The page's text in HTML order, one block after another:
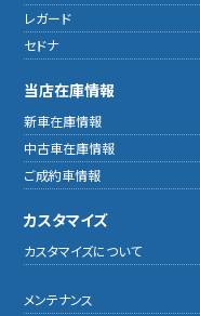
レガード
セドナ
当店在庫情報
新車在庫情報
中古車在庫情報
ご成約車情報
カスタマイズ
カスタマイズについて
メンテナンス